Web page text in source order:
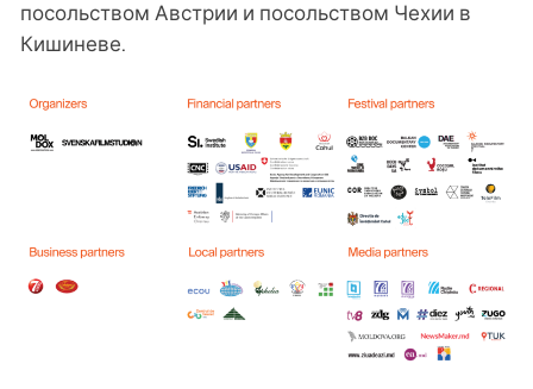
посольством Австрии и посольством Чехии в
Кишиневе.